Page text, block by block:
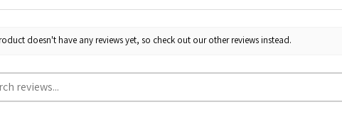
doesn't have any reviews yet, so check out our other reviews instead.